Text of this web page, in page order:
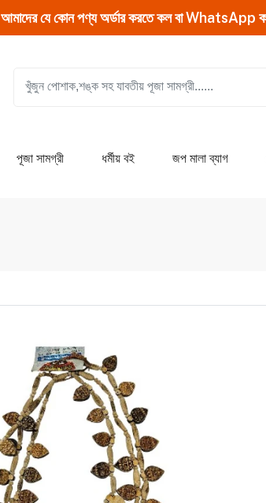
আমাদের যে কোন পণ্য অর্ডার করতে কল বা WhatsApp
পূজা সামগ্রী ধর্মীয় বই জপ মালা ব্যাগ